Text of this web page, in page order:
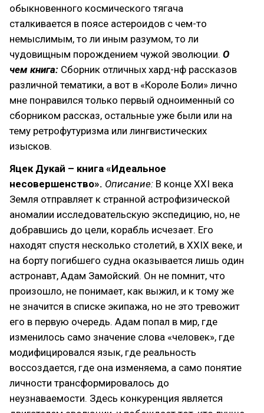
обыкновенного космического тягача
сталкивается в поясе астероидов с чем-то
немыслимым, то ли иным разумом, то ли
чудовищным порождением чужой эволюции. О
чем книга: Сборник отличных хард-нф рассказов
различной тематики, а вот в «Короле Боли» лично
мне понравился только первый одноименный со
сборником рассказ, остальные уже были или на
тему ретрофутуризма или лингвистических
изысков.
Яцек Дукай – книга «Идеальное
несовершенство». Описание: В конце XXI века
Земля отправляет к странной астрофизической
аномалии исследовательскую экспедицию, но, не
добравшись до цели, корабль исчезает. Его
находят спустя несколько столетий, в XXIX веке, и
на борту погибшего судна оказывается лишь один
астронавт, Адам Замойский. Он не помнит, что
произошло, не понимает, как выжил, и к тому же
не значится в списке экипажа, но не это тревожит
его в первую очередь. Адам попал в мир, где
изменилось само значение слова «человек», где
модифицировался язык, где реальность
воссоздается, где она изменяема, а само понятие
личности трансформировалось до
неузнаваемости. Здесь конкуренция является